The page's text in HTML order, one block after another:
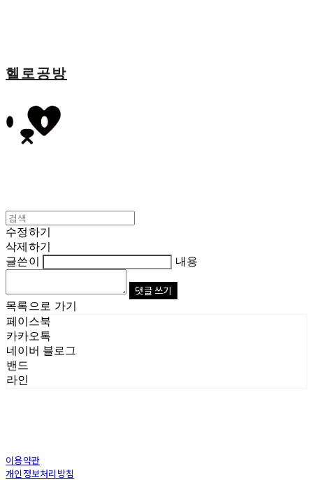
헬로공방
수정하기
삭제하기
글쓴이
내용
댓글 쓰기
목록으로 가기
페이스북
카카오톡
네이버 블로그
밴드
라인
이용약관
개인정보처리방침